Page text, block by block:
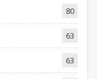
80
63
63